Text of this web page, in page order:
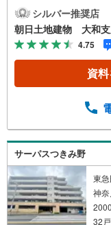
ったキッズ
子様連れでも
際は、事前に
る」ボタンよ
様の貴重な
およその所
現地/物件見
設計致しま
【コロナウ
ルコール除菌
の間隔を通常
の消毒、除菌
使い捨てスリ
シルバー推奨店
朝日土地建物 大和
4.75
資
サーパスつきみ野
東
神
32